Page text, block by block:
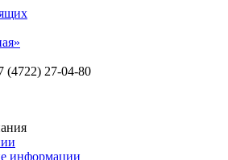
(4722) 27-04-80
информации